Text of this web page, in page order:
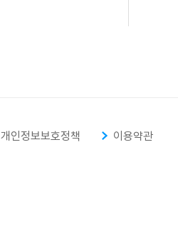
개인정보보호정책 이용약관